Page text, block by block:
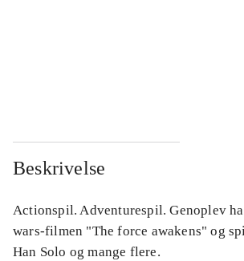
Beskrivelse
Actionspil. Adventurespil. Genoplev
wars-filmen "The force awakens" og
Han Solo og mange flere.